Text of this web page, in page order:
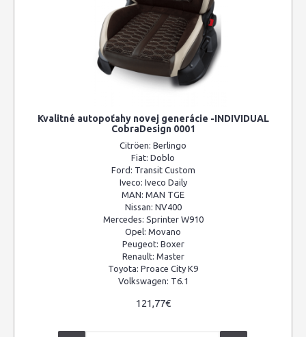
Kvalitné autopoťahy novej generácie -INDIVIDUAL
CobraDesign 0001
Citröen: Berlingo
Fiat: Doblo
Ford: Transit Custom
Iveco: Iveco Daily
MAN: MAN TGE
Nissan: NV400
Mercedes: Sprinter W910
Opel: Movano
Peugeot: Boxer
Renault: Master
Toyota: Proace City K9
Volkswagen: T6.1
121,77€